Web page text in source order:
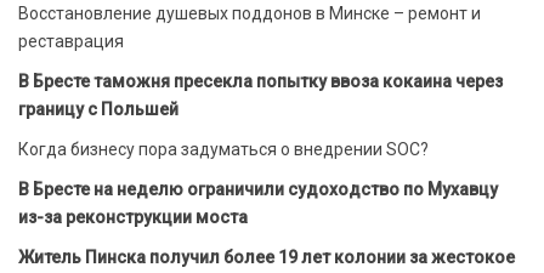
Восстановление душевых поддонов в Минске – ремонт и
реставрация
В Бресте таможня пресекла попытку ввоза кокаина через
границу с Польшей
Когда бизнесу пора задуматься о внедрении SOC?
В Бресте на неделю ограничили судоходство по Мухавцу
из-за реконструкции моста
Житель Пинска получил более 19 лет колонии за жестокое